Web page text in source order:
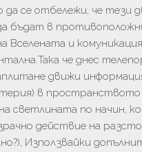
да се отбележи, че тези
бъдат в
Вселената и
че днес
движи
в
светлината по начин,
действие на
Използвайки